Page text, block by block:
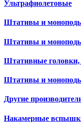
Ультрафиолетовые
Штативы и
Штативы и
Штативные
Штативы и
Другие
Накамерные